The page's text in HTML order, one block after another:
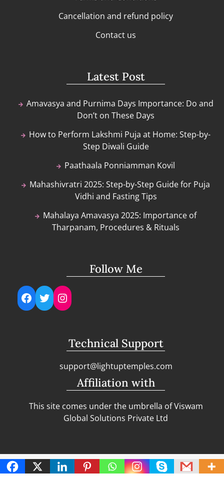
Cancellation and refund policy
Contact us
Latest Post
Amavasya and Purnima Days Importance: Do and
Don’t on These Days
How to Perform Lakshmi Puja at Home: Step-by-
Step Diwali Guide
Paathaala Ponniamman Kovil
Mahashivratri 2025: Step-by-Step Guide for Puja
Vidhi and Fasting Tips
Mahalaya Amavasya 2025: Importance of
Tharpanam, Procedures & Rituals
Follow Me
Facebook
TwitterInstagram
Technical Support
support@lightuptemples.com
Affiliation with
This site comes under the umbrella of Viswam
Global Solutions Private Ltd